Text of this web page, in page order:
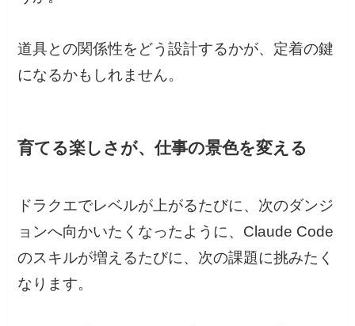
道具との関係性をどう設計するかが、定着の鍵
になるかもしれません。
育てる楽しさが、仕事の景色を変える
ドラクエでレベルが上がるたびに、次のダンジ
ョンへ向かいたくなったように、Claude Code
のスキルが増えるたびに、次の課題に挑みたく
なります。